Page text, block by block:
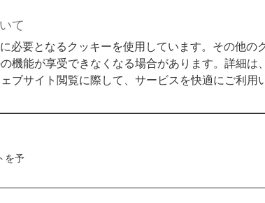
ハワイの持続可能なイベントを開催
てハワイの文化や環境を守っていきたいと
て
必要となるクッキーを使用しています。その他の
機能が享受できなくなる場合があります。詳細は
ブサイト閲覧に際して、サービスを快適にご利用
を予